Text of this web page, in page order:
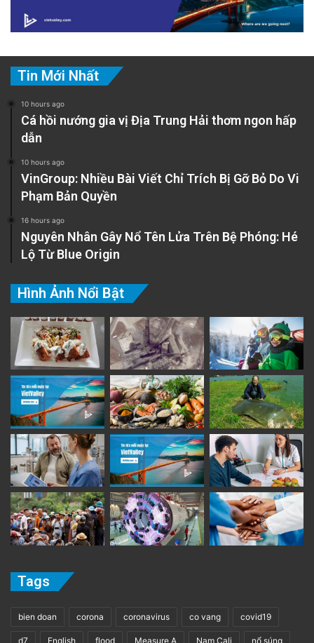
Tin Mới Nhất
10 hours ago
Cá hồi nướng gia vị Địa Trung Hải thơm ngon hấp
dẫn
10 hours ago
VinGroup: Nhiều Bài Viết Chỉ Trích Bị Gỡ Bỏ Do Vi
Phạm Bản Quyền
16 hours ago
Nguyên Nhân Gây Nổ Tên Lửa Trên Bệ Phóng: Hé
Lộ Từ Blue Origin
Hình Ảnh Nổi Bật
Tags
bien doan corona coronavirus co vang covid19
d7 English flood Measure A Nam Cali nổ súng